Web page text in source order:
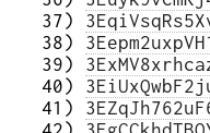
   37)
   38)
   39)
   40)
   41)